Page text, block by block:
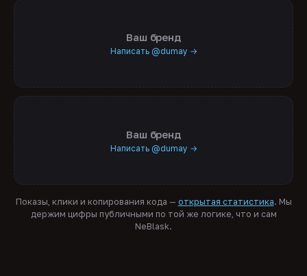
Ваш бренд
Написать @dumay →
Ваш бренд
Написать @dumay →
Показы, клики и копирования кода — открытая статистика. Мы
держим цифры публичными по той же логике, что и сам
NeBlask.